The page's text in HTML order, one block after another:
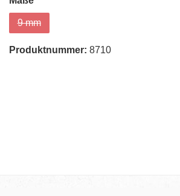
9 mm
(Diese Option ist zurzeit nicht verfügbar.)
Produktnummer: 8710